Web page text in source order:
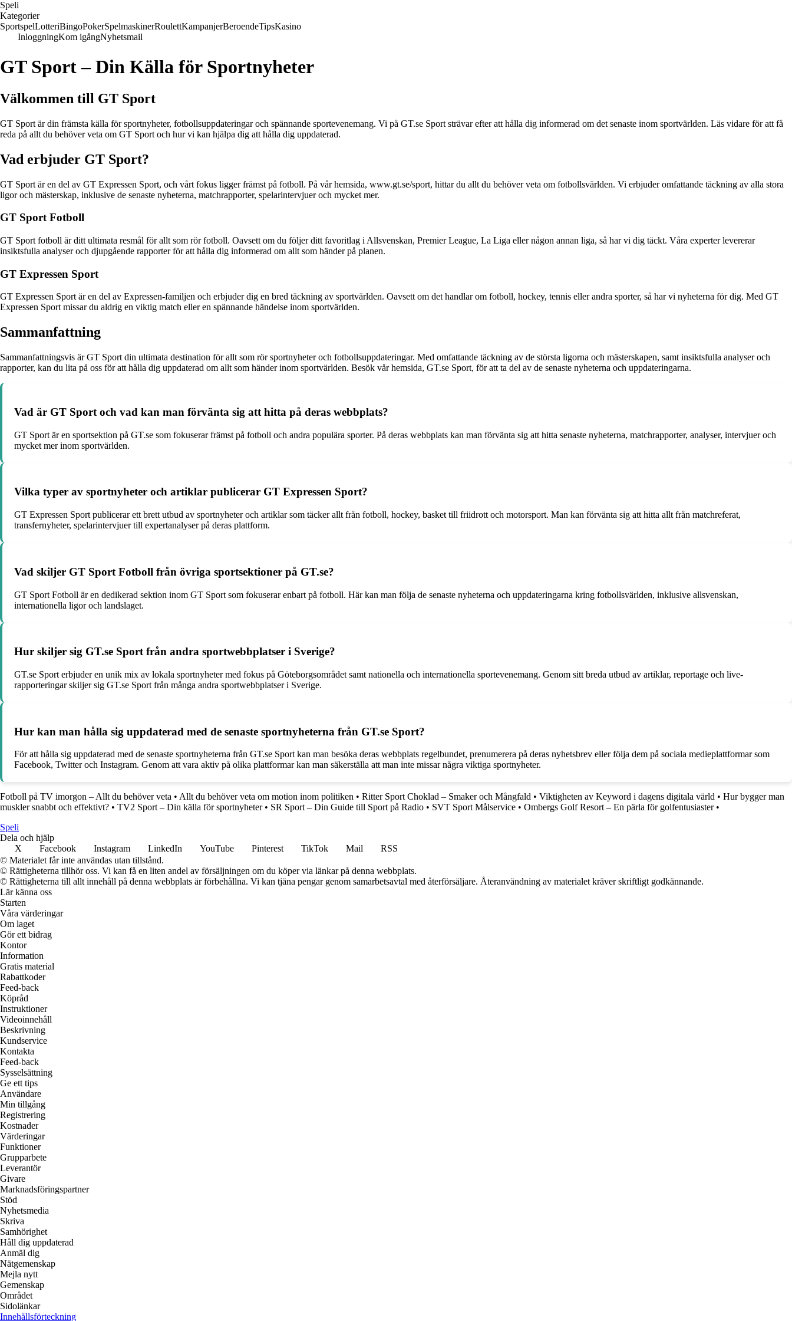
Speli
Kategorier
SportspelLotteriBingoPokerSpelmaskinerRoulettKampanjerBeroendeTipsKasino
InloggningKom igångNyhetsmail
GT Sport – Din Källa för Sportnyheter
Välkommen till GT Sport
GT Sport är din främsta källa för sportnyheter, fotbollsuppdateringar och spännande sportevenemang. Vi på GT.se Sport strävar efter att hålla dig informerad om det senaste inom sportvärlden. Läs vidare för att få
reda på allt du behöver veta om GT Sport och hur vi kan hjälpa dig att hålla dig uppdaterad.
Vad erbjuder GT Sport?
GT Sport är en del av GT Expressen Sport, och vårt fokus ligger främst på fotboll. På vår hemsida, www.gt.se/sport, hittar du allt du behöver veta om fotbollsvärlden. Vi erbjuder omfattande täckning av alla stora
ligor och mästerskap, inklusive de senaste nyheterna, matchrapporter, spelarintervjuer och mycket mer.
GT Sport Fotboll
GT Sport fotboll är ditt ultimata resmål för allt som rör fotboll. Oavsett om du följer ditt favoritlag i Allsvenskan, Premier League, La Liga eller någon annan liga, så har vi dig täckt. Våra experter levererar
insiktsfulla analyser och djupgående rapporter för att hålla dig informerad om allt som händer på planen.
GT Expressen Sport
GT Expressen Sport är en del av Expressen-familjen och erbjuder dig en bred täckning av sportvärlden. Oavsett om det handlar om fotboll, hockey, tennis eller andra sporter, så har vi nyheterna för dig. Med GT
Expressen Sport missar du aldrig en viktig match eller en spännande händelse inom sportvärlden.
Sammanfattning
Sammanfattningsvis är GT Sport din ultimata destination för allt som rör sportnyheter och fotbollsuppdateringar. Med omfattande täckning av de största ligorna och mästerskapen, samt insiktsfulla analyser och
rapporter, kan du lita på oss för att hålla dig uppdaterad om allt som händer inom sportvärlden. Besök vår hemsida, GT.se Sport, för att ta del av de senaste nyheterna och uppdateringarna.
Vad är GT Sport och vad kan man förvänta sig att hitta på deras webbplats?
GT Sport är en sportsektion på GT.se som fokuserar främst på fotboll och andra populära sporter. På deras webbplats kan man förvänta sig att hitta senaste nyheterna, matchrapporter, analyser, intervjuer och
mycket mer inom sportvärlden.
Vilka typer av sportnyheter och artiklar publicerar GT Expressen Sport?
GT Expressen Sport publicerar ett brett utbud av sportnyheter och artiklar som täcker allt från fotboll, hockey, basket till friidrott och motorsport. Man kan förvänta sig att hitta allt från matchreferat,
transfernyheter, spelarintervjuer till expertanalyser på deras plattform.
Vad skiljer GT Sport Fotboll från övriga sportsektioner på GT.se?
GT Sport Fotboll är en dedikerad sektion inom GT Sport som fokuserar enbart på fotboll. Här kan man följa de senaste nyheterna och uppdateringarna kring fotbollsvärlden, inklusive allsvenskan,
internationella ligor och landslaget.
Hur skiljer sig GT.se Sport från andra sportwebbplatser i Sverige?
GT.se Sport erbjuder en unik mix av lokala sportnyheter med fokus på Göteborgsområdet samt nationella och internationella sportevenemang. Genom sitt breda utbud av artiklar, reportage och live-
rapporteringar skiljer sig GT.se Sport från många andra sportwebbplatser i Sverige.
Hur kan man hålla sig uppdaterad med de senaste sportnyheterna från GT.se Sport?
För att hålla sig uppdaterad med de senaste sportnyheterna från GT.se Sport kan man besöka deras webbplats regelbundet, prenumerera på deras nyhetsbrev eller följa dem på sociala medieplattformar som
Facebook, Twitter och Instagram. Genom att vara aktiv på olika plattformar kan man säkerställa att man inte missar några viktiga sportnyheter.
Fotboll på TV imorgon – Allt du behöver veta • Allt du behöver veta om motion inom politiken • Ritter Sport Choklad – Smaker och Mångfald • Viktigheten av Keyword i dagens digitala värld • Hur bygger man
muskler snabbt och effektivt? • TV2 Sport – Din källa för sportnyheter• SR Sport – Din Guide till Sport på Radio • SVT Sport Målservice • Ombergs Golf Resort – En pärla för golfentusiaster•
Speli
Dela och hjälp
X
Facebook Instagram LinkedIn YouTube Pinterest TikTok Mail
RSS
© Materialet får inte användas utan tillstånd.
© Rättigheterna tillhör oss. Vi kan få en liten andel av försäljningen om du köper via länkar på denna webbplats.
© Rättigheterna till allt innehåll på denna webbplats är förbehållna. Vi kan tjäna pengar genom samarbetsavtal med återförsäljare. Återanvändning av materialet kräver skriftligt godkännande.
Lär känna oss
Starten
Våra värderingar
Om laget
Gör ett bidrag
Kontor
Information
Gratis material
Rabattkoder
Feed-back
Köpråd
Instruktioner
Videoinnehåll
Beskrivning
Kundservice
Kontakta
Feed-back
Sysselsättning
Ge ett tips
Användare
Min tillgång
Registrering
Kostnader
Värderingar
Funktioner
Grupparbete
Leverantör
Givare
Marknadsföringspartner
Stöd
Nyhetsmedia
Skriva
Samhörighet
Håll dig uppdaterad
Anmäl dig
Nätgemenskap
Mejla nytt
Gemenskap
Området
Sidolänkar
Innehållsförteckning